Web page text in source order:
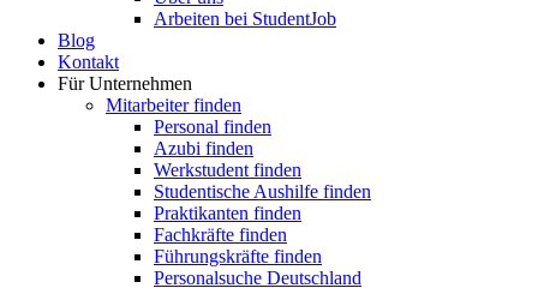
Arbeiten bei StudentJob
Blog
Kontakt
Für Unternehmen
Mitarbeiter finden
Personal finden
Azubi finden
Werkstudent finden
Studentische Aushilfe finden
Praktikanten finden
Fachkräfte finden
Führungskräfte finden
Personalsuche Deutschland